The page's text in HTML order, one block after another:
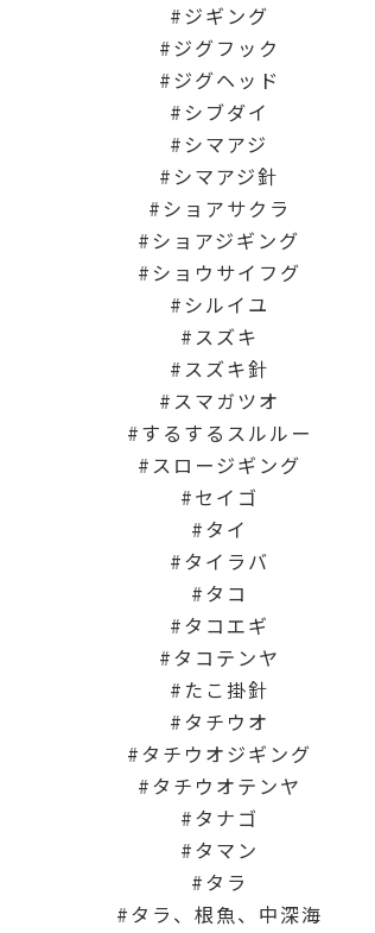
ジギング
ジグフック
ジグヘッド
シブダイ
シマアジ
シマアジ針
ショアサクラ
ショアジギング
ショウサイフグ
シルイユ
スズキ
スズキ針
スマガツオ
するするスルルー
スロージギング
セイゴ
タイ
タイラバ
タコ
タコエギ
タコテンヤ
たこ掛針
タチウオ
タチウオジギング
タチウオテンヤ
タナゴ
タマン
タラ
タラ、根魚、中深海